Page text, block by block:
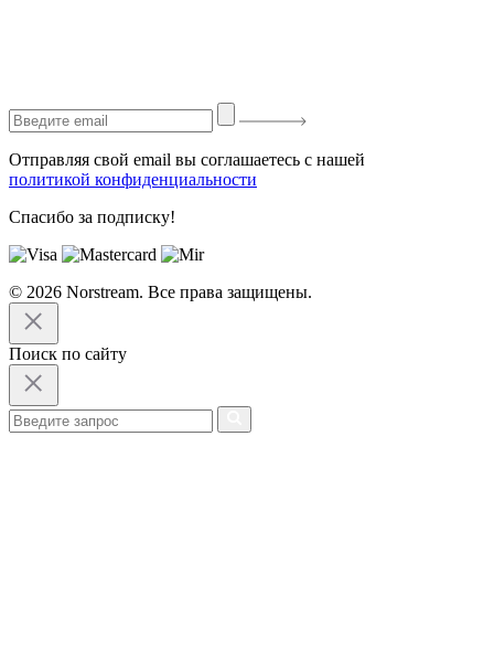
Отправляя свой email вы соглашаетесь с нашей
политикой конфиденциальности
Спасибо за подписку!
© 2026 Norstream. Все права защищены.
Поиск по сайту